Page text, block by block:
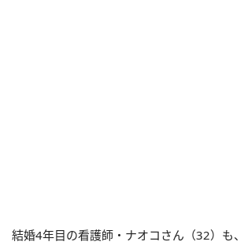
結婚4年目の看護師・ナオコさん（32）も